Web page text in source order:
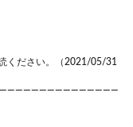
ください。（2021/05/31